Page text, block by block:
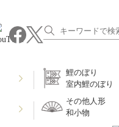
鯉のぼり
室内鯉のぼり
その他人形
和小物